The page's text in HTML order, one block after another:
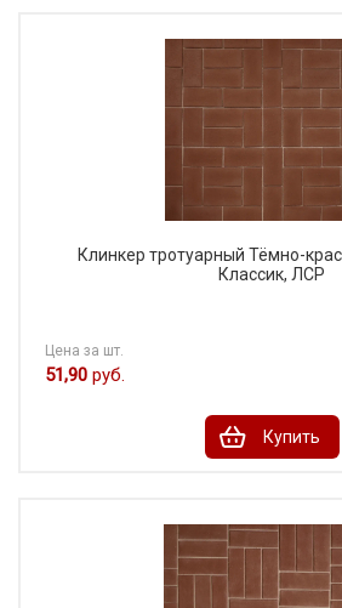
Клинкер тротуарный Тёмно-
Классик, ЛСР
Цена за шт.
51,90 руб.
Купить